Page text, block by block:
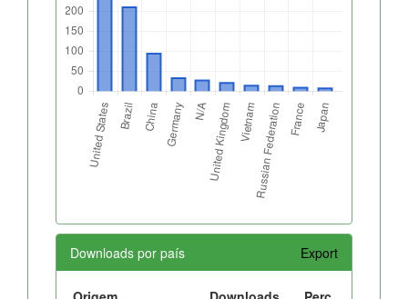
Downloads por país Export